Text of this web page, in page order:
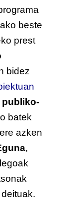
beste
prest
bidez
publiko-
batek
azken
,
deituak.